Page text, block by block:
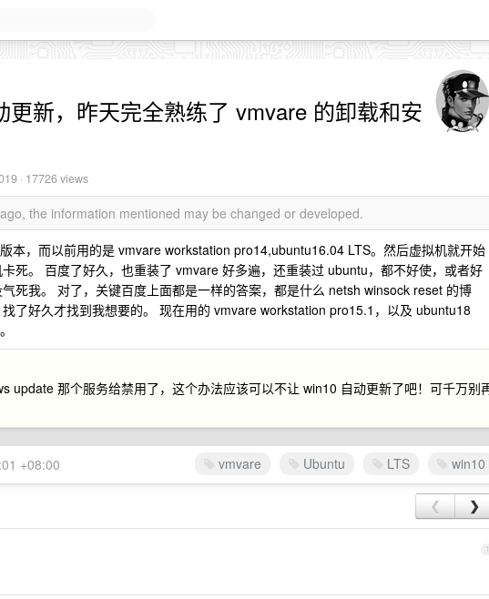
更新，昨天完全熟练了 vmvare 的卸载和安
· 17726 views
the information mentioned may be changed or developed.
本，而以前用的是 vmvare workstation pro14,ubuntu16.04 LTS。然后虚拟机就开始
死。 百度了好久，也重装了 vmvare 好多遍，还重装过 ubuntu，都不好使，或者好
死我。 对了，关键百度上面都是一样的答案，都是什么 netsh winsock reset 的博
了好久才找到我想要的。 现在用的 vmvare workstation pro15.1，以及 ubuntu18
update 那个服务给禁用了，这个办法应该可以不让 win10 自动更新了吧！可千万别
vmvare Ubuntu LTS win10
+08:00
❮ ❯
1